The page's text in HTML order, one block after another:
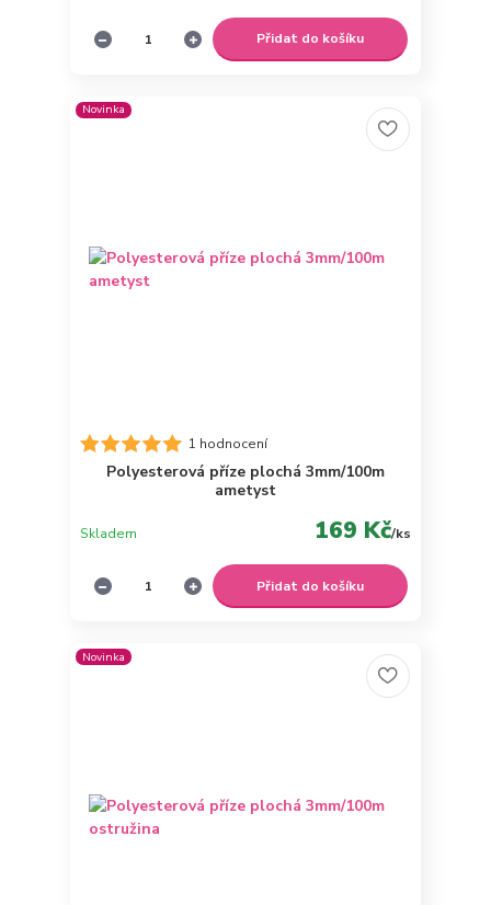
Přidat do košíku
Novinka
1 hodnocení
Polyesterová příze plochá 3mm/100m
ametyst
169 Kč/ks
Skladem
Přidat do košíku
Novinka